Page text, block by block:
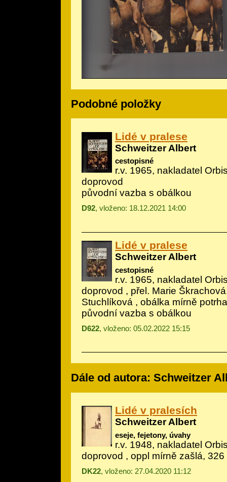
Podobné položky
Lidé v pralese
Schweitzer Albert
cestopisné
r.v. 1965, nakladatel
doprovod
původní vazba s obálkou
D92, vloženo: 18.12.2021 14:00
Lidé v pralese
Schweitzer Albert
cestopisné
r.v. 1965, nakladatel
doprovod , přel. Marie
Stuchlíková , obálka mírně
původní vazba s obálkou
D622, vloženo: 05.02.2022 15:15
Dále od autora: Schweitzer
Lidé v pralesích
Schweitzer Albert
eseje, fejetony, úvahy
r.v. 1948, nakladatel
doprovod , oppl mírně zašlá, 326
DK22, vloženo: 27.04.2020 11:12